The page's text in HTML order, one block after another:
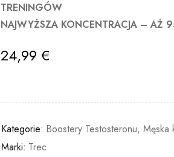
TRENINGÓW
NAJWYŻSZA KONCENTRACJA – AŻ
24,99€
Kategorie: Boostery Testosteronu,Męska
Marki: Trec